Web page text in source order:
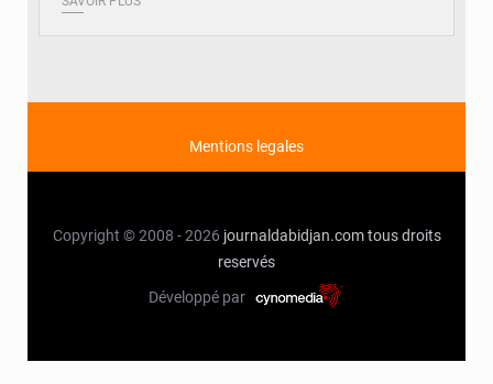
Mentions legales
Copyright © 2008 - 2026 journaldabidjan.com tous droits
reservés
Développé par